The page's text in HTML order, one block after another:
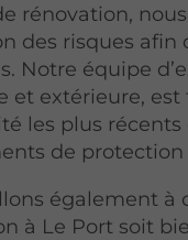
rénovation,
des risques afin
Notre équipe
et extérieure,
les plus
de
également à
à Le Port soit